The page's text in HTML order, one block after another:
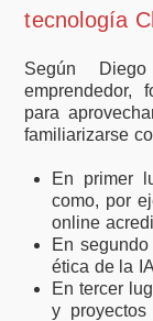
tecnología
Según
emprendedor,
para
familiarizarse
En primer
como, por
online
En
ética de la
En tercer
y